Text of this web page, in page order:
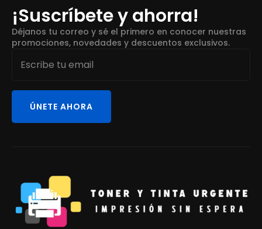
¡Suscríbete y ahorra!
Déjanos tu correo y sé el primero en conocer nuestras
promociones, novedades y descuentos exclusivos.
Email
ÚNETE AHORA